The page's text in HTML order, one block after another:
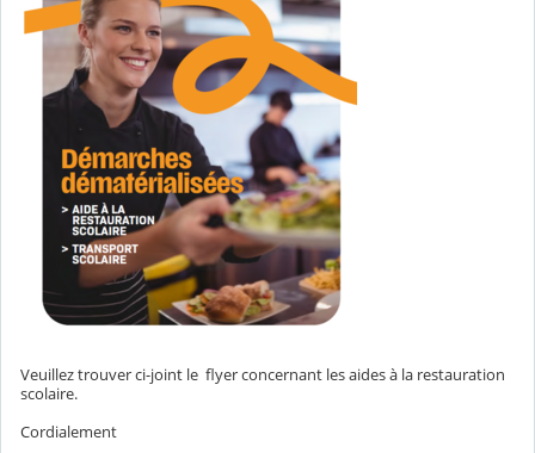
Veuillez trouver ci-joint le flyer concernant les aides à la restauration
scolaire.
Cordialement